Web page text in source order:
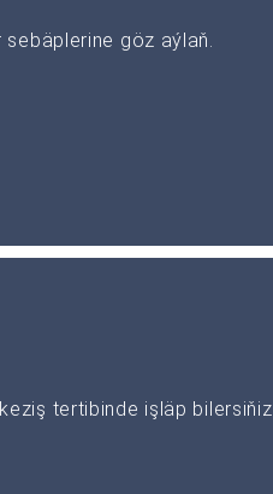
göz aýlaň.
tertibinde işläp bilersiňiz